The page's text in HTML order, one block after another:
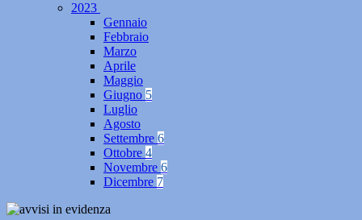
2023
Gennaio
Febbraio
Marzo
Aprile
Maggio
Giugno 5
Luglio
Agosto
Settembre 6
Ottobre 4
Novembre 6
Dicembre 7